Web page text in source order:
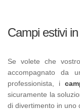
Campi estivi
Se volete che
accompagnato da
professionista, i
sicuramente la
di divertimento in uno